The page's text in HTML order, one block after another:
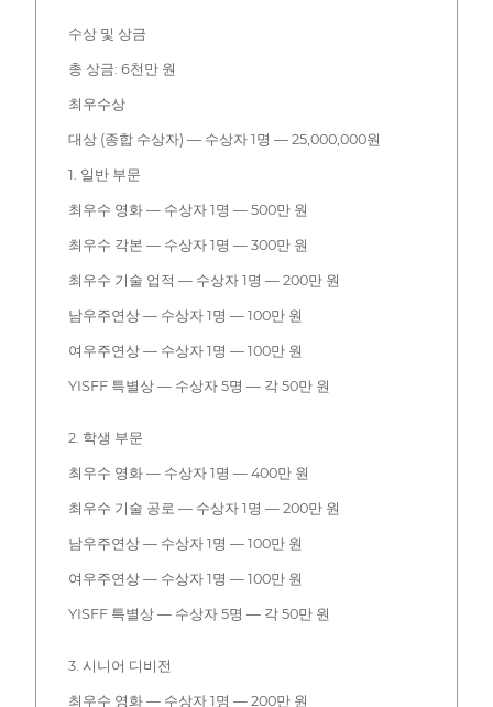
수상 및 상금
총 상금: 6천만 원
최우수상
대상 (종합 수상자) — 수상자 1명 — 25,000,000원
1. 일반 부문
최우수 영화 — 수상자 1명 — 500만 원
최우수 각본 — 수상자 1명 — 300만 원
최우수 기술 업적 — 수상자 1명 — 200만 원
남우주연상 — 수상자 1명 — 100만 원
여우주연상 — 수상자 1명 — 100만 원
YISFF 특별상 — 수상자 5명 — 각 50만 원
2. 학생 부문
최우수 영화 — 수상자 1명 — 400만 원
최우수 기술 공로 — 수상자 1명 — 200만 원
남우주연상 — 수상자 1명 — 100만 원
여우주연상 — 수상자 1명 — 100만 원
YISFF 특별상 — 수상자 5명 — 각 50만 원
3. 시니어 디비전
최우수 영화 — 수상자 1명 — 200만 원